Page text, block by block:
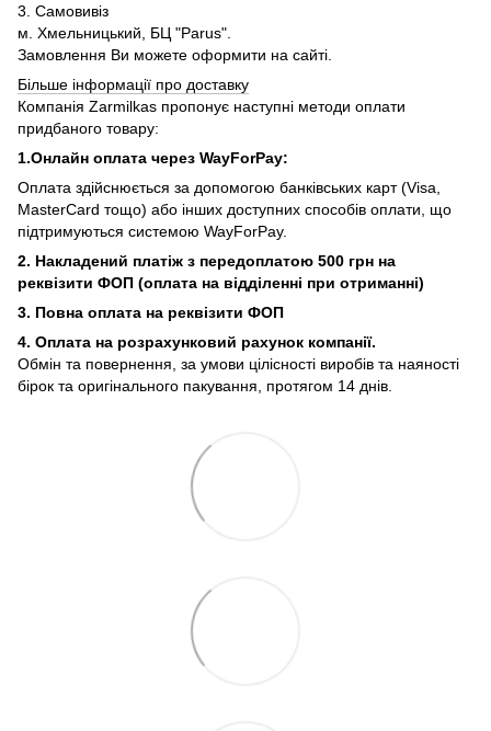
3. Самовивіз
м. Хмельницький, БЦ "Parus".
Замовлення Ви можете оформити на сайті.
Більше інформації про доставку
Компанія Zarmilkas пропонує наступні методи оплати
придбаного товару:
1.Онлайн оплата через WayForPay:
Оплата здійснюється за допомогою банківських карт (Visa,
MasterCard тощо) або інших доступних способів оплати, що
підтримуються системою WayForPay.
2. Накладений платіж з передоплатою 500 грн на
реквізити ФОП (оплата на відділенні при отриманні)
3. Повна оплата на реквізити ФОП
4. Оплата на розрахунковий рахунок компанії.
Обмін та повернення, за умови цілісності виробів та наяності
бірок та оригінального пакування, протягом 14 днів.